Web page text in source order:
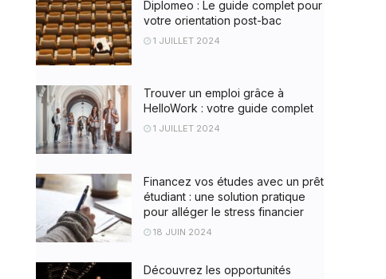
Diplomeo : Le guide complet pour
votre orientation post-bac
1 JUILLET 2024
Trouver un emploi grâce à
HelloWork : votre guide complet
1 JUILLET 2024
Financez vos études avec un prêt
étudiant : une solution pratique
pour alléger le stress financier
18 JUIN 2024
Découvrez les opportunités